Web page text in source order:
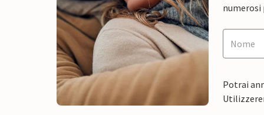
numerosi
Potrai